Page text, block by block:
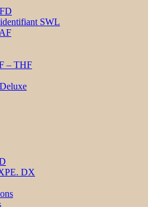
SWL
– THF
DX